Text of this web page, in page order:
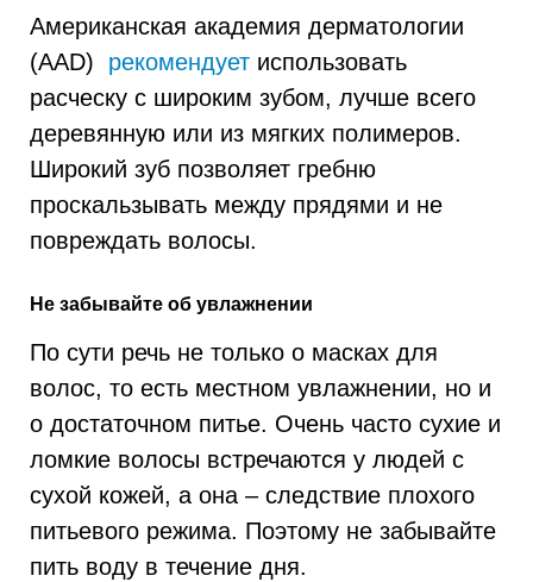
Американская академия дерматологии
(AAD) рекомендует использовать
расческу с широким зубом, лучше всего
деревянную или из мягких полимеров.
Широкий зуб позволяет гребню
проскальзывать между прядями и не
повреждать волосы.
Не забывайте об увлажнении
По сути речь не только о масках для
волос, то есть местном увлажнении, но и
о достаточном питье. Очень часто сухие и
ломкие волосы встречаются у людей с
сухой кожей, а она – следствие плохого
питьевого режима. Поэтому не забывайте
пить воду в течение дня.